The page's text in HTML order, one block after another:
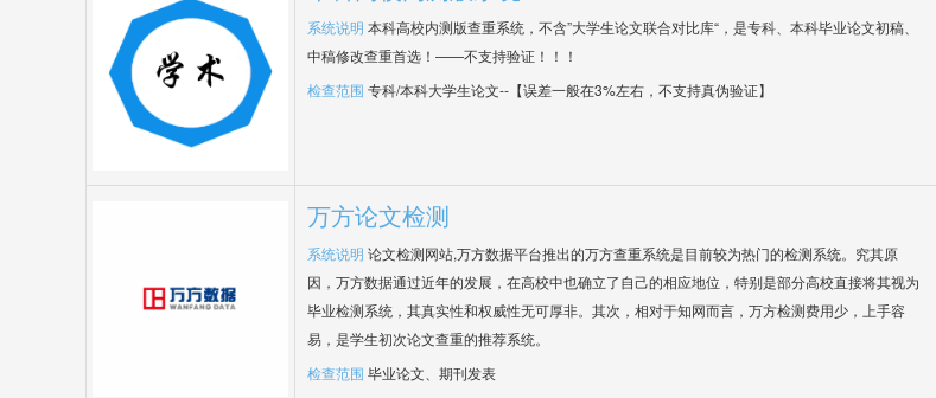
系统说明 本科高校内测版查重系统，不含”大学生论文联合对比库“，是专科、本科毕业论文初稿、
中稿修改查重首选！——不支持验证！！！
检查范围 专科/本科大学生论文--【误差一般在3%左右，不支持真伪验证】
万方论文检测
系统说明 论文检测网站,万方数据平台推出的万方查重系统是目前较为热门的检测系统。究其原
因，万方数据通过近年的发展，在高校中也确立了自己的相应地位，特别是部分高校直接将其视为
毕业检测系统，其真实性和权威性无可厚非。其次，相对于知网而言，万方检测费用少，上手容
易，是学生初次论文查重的推荐系统。
检查范围 毕业论文、期刊发表